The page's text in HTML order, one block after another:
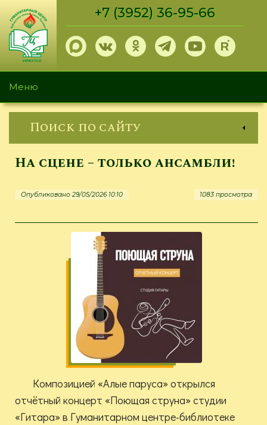
Перейти
основному
содержанию
+7 (3952) 36-95-66
Меню
Поиск по сайту
На сцене – только ансамбли!
Опубликовано 29/05/2026 10:10 1083 просмотра
Композицией «Алые паруса» открылся
отчётный концерт «Поющая струна» студии
«Гитара» в Гуманитарном центре-библиотеке